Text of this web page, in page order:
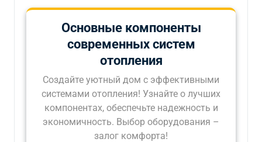
Основные компоненты
современных систем
отопления
Создайте уютный дом с эффективными
системами отопления! Узнайте о лучших
компонентах, обеспечьте надежность и
экономичность. Выбор оборудования –
залог комфорта!